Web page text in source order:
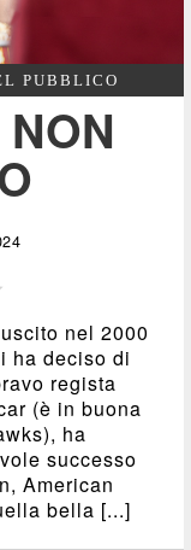
PUBBLICO
nel 2000
ha deciso di
regista
(è in buona
ha
successo
American
bella [...]